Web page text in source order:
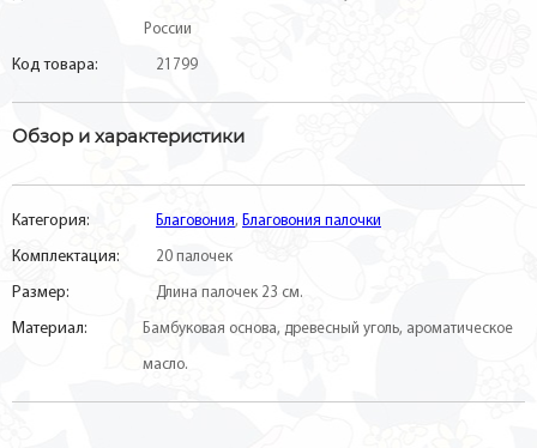
России
Код товара: 21799
Обзор и характеристики
Категория: Благовония, Благовония палочки
Комплектация: 20 палочек
Размер: Длина палочек 23 см.
Материал: Бамбуковая основа, древесный уголь, ароматическое
масло.